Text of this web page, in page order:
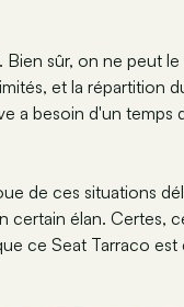
sûr, on ne peut
et la répartition
a besoin d'un temps
de ces situations
élan. Certes,
ce Seat Tarraco